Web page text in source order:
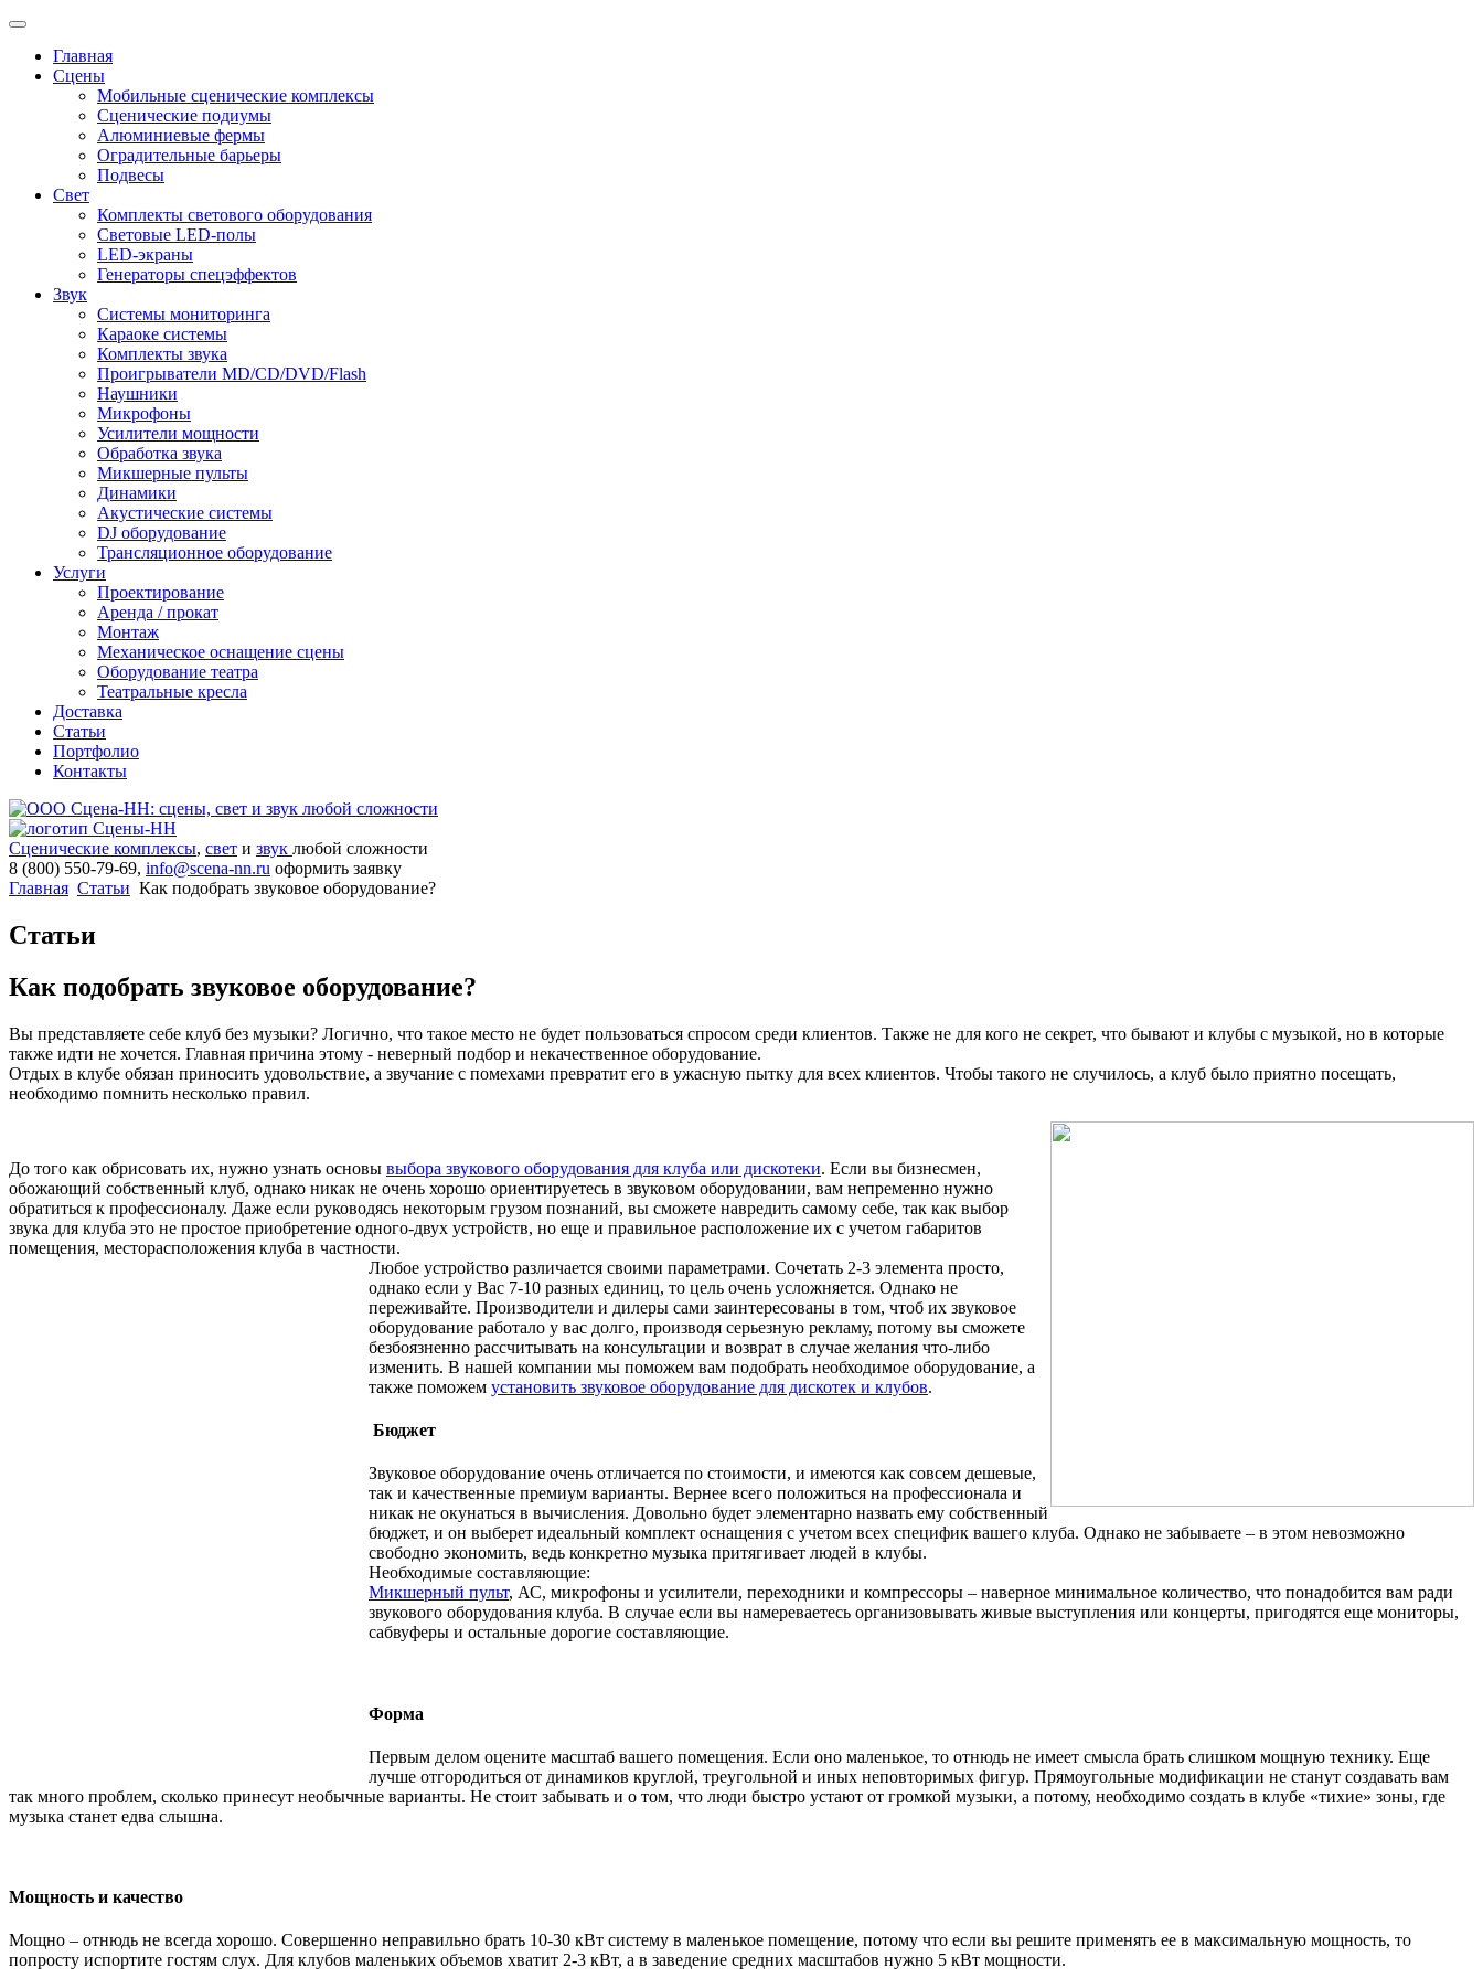
Главная
Сцены
Мобильные сценические комплексы
Сценические подиумы
Алюминиевые фермы
Оградительные барьеры
Подвесы
Свет
Комплекты светового оборудования
Световые LED-полы
LED-экраны
Генераторы спецэффектов
Звук
Системы мониторинга
Караоке системы
Комплекты звука
Проигрыватели MD/CD/DVD/Flash
Наушники
Микрофоны
Усилители мощности
Обработка звука
Микшерные пульты
Динамики
Акустические системы
DJ оборудование
Трансляционное оборудование
Услуги
Проектирование
Аренда / прокат
Монтаж
Механическое оснащение сцены
Оборудование театра
Театральные кресла
Доставка
Статьи
Портфолио
Контакты
Сценические комплексы, свет и звук любой сложности
8 (800) 550-79-69, info@scena-nn.ru оформить заявку
Главная Статьи Как подобрать звуковое оборудование?
Статьи
Как подобрать звуковое оборудование?
Вы представляете себе клуб без музыки? Логично, что такое место не будет пользоваться спросом среди клиентов. Также не для кого не секрет, что бывают и клубы с музыкой, но в которые
также идти не хочется. Главная причина этому - неверный подбор и некачественное оборудование.
Отдых в клубе обязан приносить удовольствие, а звучание с помехами превратит его в ужасную пытку для всех клиентов. Чтобы такого не случилось, а клуб было приятно посещать,
необходимо помнить несколько правил.
До того как обрисовать их, нужно узнать основы выбора звукового оборудования для клуба или дискотеки. Если вы бизнесмен,
обожающий собственный клуб, однако никак не очень хорошо ориентируетесь в звуковом оборудовании, вам непременно нужно
обратиться к профессионалу. Даже если руководясь некоторым грузом познаний, вы сможете навредить самому себе, так как выбор
звука для клуба это не простое приобретение одного-двух устройств, но еще и правильное расположение их с учетом габаритов
помещения, месторасположения клуба в частности.
Любое устройство различается своими параметрами. Сочетать 2-3 элемента просто,
однако если у Вас 7-10 разных единиц, то цель очень усложняется. Однако не
переживайте. Производители и дилеры сами заинтересованы в том, чтоб их звуковое
оборудование работало у вас долго, производя серьезную рекламу, потому вы сможете
безбоязненно рассчитывать на консультации и возврат в случае желания что-либо
изменить. В нашей компании мы поможем вам подобрать необходимое оборудование, а
также поможем установить звуковое оборудование для дискотек и клубов.
Бюджет
Звуковое оборудование очень отличается по стоимости, и имеются как совсем дешевые,
так и качественные премиум варианты. Вернее всего положиться на профессионала и
никак не окунаться в вычисления. Довольно будет элементарно назвать ему собственный
бюджет, и он выберет идеальный комплект оснащения с учетом всех специфик вашего клуба. Однако не забываете – в этом невозможно
свободно экономить, ведь конкретно музыка притягивает людей в клубы.
Необходимые составляющие:
Микшерный пульт, АС, микрофоны и усилители, переходники и компрессоры – наверное минимальное количество, что понадобится вам ради
звукового оборудования клуба. В случае если вы намереваетесь организовывать живые выступления или концерты, пригодятся еще мониторы,
сабвуферы и остальные дорогие составляющие.
Форма
Первым делом оцените масштаб вашего помещения. Если оно маленькое, то отнюдь не имеет смысла брать слишком мощную технику. Еще
лучше отгородиться от динамиков круглой, треугольной и иных неповторимых фигур. Прямоугольные модификации не станут создавать вам
так много проблем, сколько принесут необычные варианты. Не стоит забывать и о том, что люди быстро устают от громкой музыки, а потому, необходимо создать в клубе «тихие» зоны, где
музыка станет едва слышна.
Мощность и качество
Мощно – отнюдь не всегда хорошо. Совершенно неправильно брать 10-30 кВт систему в маленькое помещение, потому что если вы решите применять ее в максимальную мощность, то
попросту испортите гостям слух. Для клубов маленьких объемов хватит 2-3 кВт, а в заведение средних масштабов нужно 5 кВт мощности.